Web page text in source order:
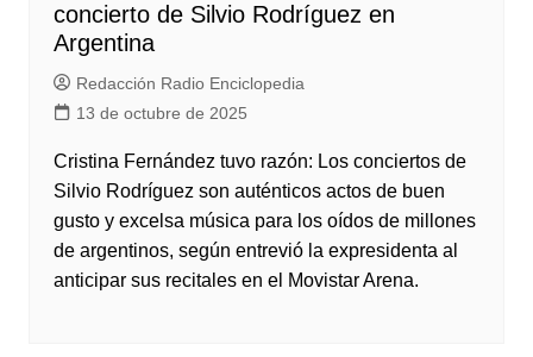
concierto de Silvio Rodríguez en
Argentina
Redacción Radio Enciclopedia
13 de octubre de 2025
Cristina Fernández tuvo razón: Los conciertos de
Silvio Rodríguez son auténticos actos de buen
gusto y excelsa música para los oídos de millones
de argentinos, según entrevió la expresidenta al
anticipar sus recitales en el Movistar Arena.